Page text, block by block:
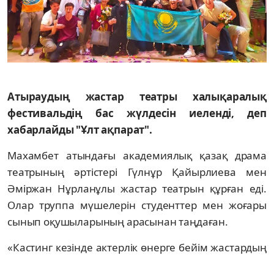
Атыраудың жастар театры халықаралық
фестивальдің бас жүлдесін иеленді, деп
хабарлайды "Ұлт ақпарат".
Махамбет атындағы академиялық қазақ драма
театрының әртістері Гүлнұр Қайырлиева мен
Әміржан Нұрланұлы жастар театрын құрған еді.
Олар труппа мүшелерін студенттер мен жоғары
сынып оқушыларының арасынан таңдаған.
«Кастинг кезінде актерлік өнерге бейім жастардың